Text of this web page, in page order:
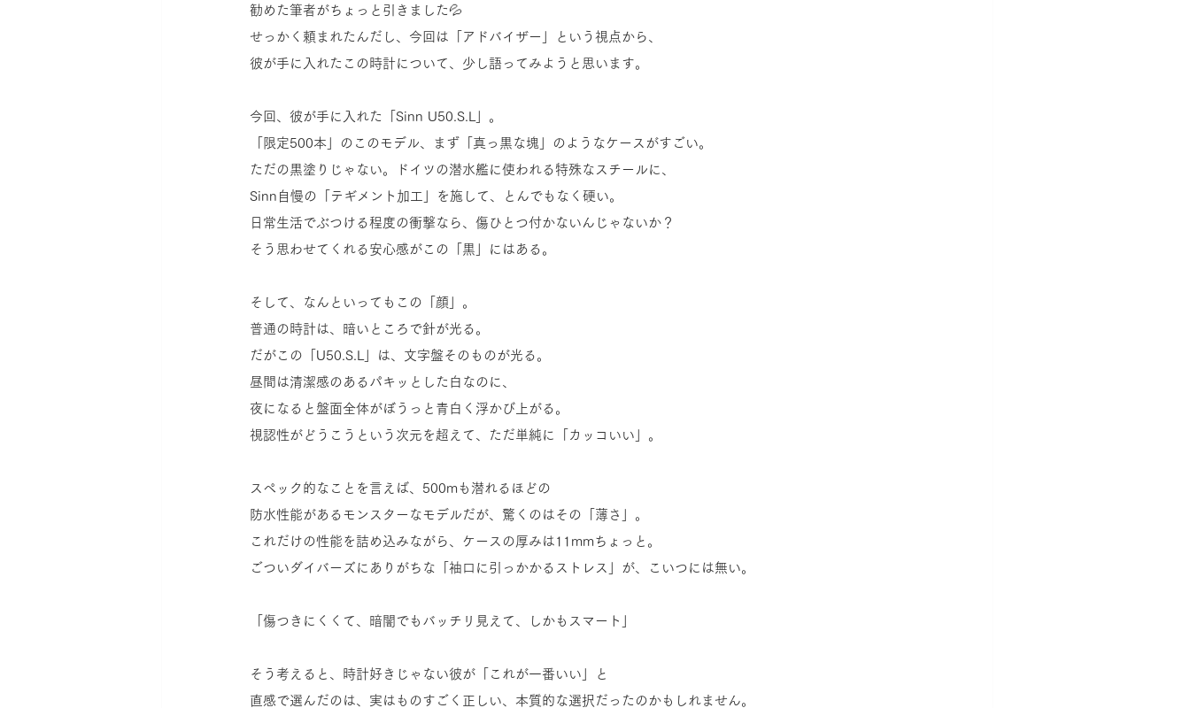
勧めた筆者がちょっと引きました💦
せっかく頼まれたんだし、今回は「アドバイザー」という視点から、
彼が手に入れたこの時計について、少し語ってみようと思います。
今回、彼が手に入れた「Sinn U50.S.L」。
「限定500本」のこのモデル、まず「真っ黒な塊」のようなケースがすごい。
ただの黒塗りじゃない。ドイツの潜水艦に使われる特殊なスチールに、
Sinn自慢の「テギメント加工」を施して、とんでもなく硬い。
日常生活でぶつける程度の衝撃なら、傷ひとつ付かないんじゃないか？
そう思わせてくれる安心感がこの「黒」にはある。
そして、なんといってもこの「顔」。
普通の時計は、暗いところで針が光る。
だがこの「U50.S.L」は、文字盤そのものが光る。
昼間は清潔感のあるパキッとした白なのに、
夜になると盤面全体がぼうっと青白く浮かび上がる。
視認性がどうこうという次元を超えて、ただ単純に「カッコいい」。
スペック的なことを言えば、500mも潜れるほどの
防水性能があるモンスターなモデルだが、驚くのはその「薄さ」。
これだけの性能を詰め込みながら、ケースの厚みは11mmちょっと。
ごついダイバーズにありがちな「袖口に引っかかるストレス」が、こいつには無い。
「傷つきにくくて、暗闇でもバッチリ見えて、しかもスマート」
そう考えると、時計好きじゃない彼が「これが一番いい」と
直感で選んだのは、実はものすごく正しい、本質的な選択だったのかもしれません。